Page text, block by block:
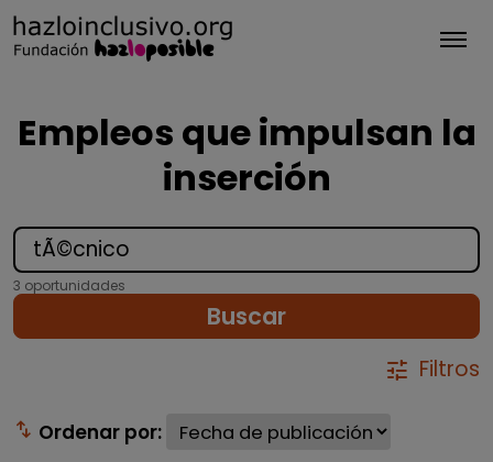
Empleos que impulsan la
inserción
3 oportunidades
Buscar
tune Filtros
swap_vert Ordenar por: